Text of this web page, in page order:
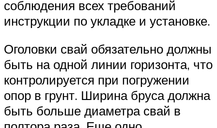
соблюдения всех требований
инструкции по укладке и установке.
Оголовки свай обязательно должны
быть на одной линии горизонта, что
контролируется при погружении
опор в грунт. Ширина бруса должна
быть больше диаметра свай в